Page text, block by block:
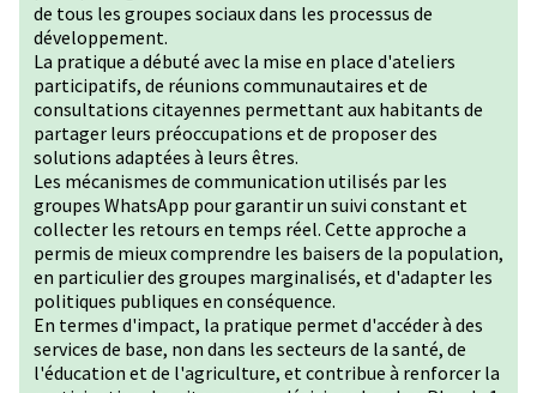
de tous les groupes sociaux dans les processus de
développement.
La pratique a débuté avec la mise en place d'ateliers
participatifs, de réunions communautaires et de
consultations citayennes permettant aux habitants de
partager leurs préoccupations et de proposer des
solutions adaptées à leurs êtres.
Les mécanismes de communication utilisés par les
groupes WhatsApp pour garantir un suivi constant et
collecter les retours en temps réel. Cette approche a
permis de mieux comprendre les baisers de la population,
en particulier des groupes marginalisés, et d'adapter les
politiques publiques en conséquence.
En termes d'impact, la pratique permet d'accéder à des
services de base, non dans les secteurs de la santé, de
l'éducation et de l'agriculture, et contribue à renforcer la